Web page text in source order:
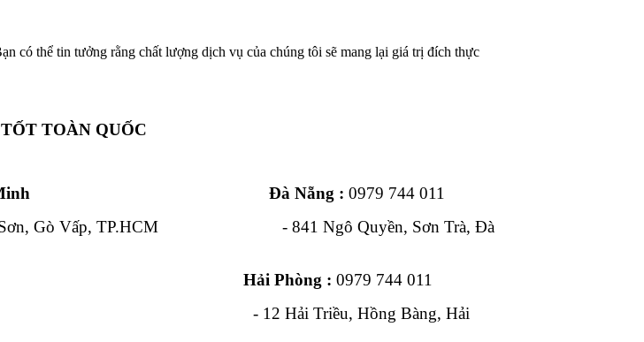
có thể tin tưởng rằng chất lượng dịch vụ của chúng tôi sẽ mang lại giá trị đích thực
TOÀN QUỐC
Đà Nẵng : 0979 744 011
Vấp, TP.HCM - 841 Ngô Quyền, Sơn Trà, Đà
Hải Phòng : 0979 744 011
- 12 Hải Triều, Hồng Bàng, Hải